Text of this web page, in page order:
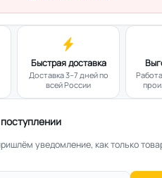
Быстрая доставка
Доставка 3–7 дней по
всей России
уведомление, как только